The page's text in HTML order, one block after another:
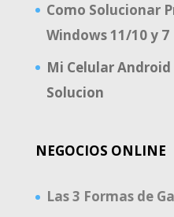
Como Solucionar
Windows 11/10 y 7
Mi Celular
Solucion
NEGOCIOS ONLINE
Las 3 Formas de